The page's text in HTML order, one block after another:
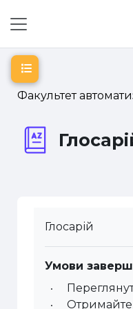
Факультет
Відкритий
Глосарій
Умови
Отримайте